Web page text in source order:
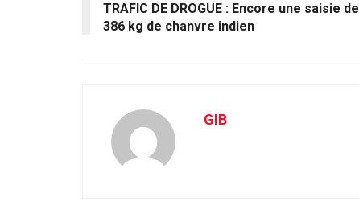
TRAFIC DE DROGUE : Encore une saisie de
386 kg de chanvre indien
GIB